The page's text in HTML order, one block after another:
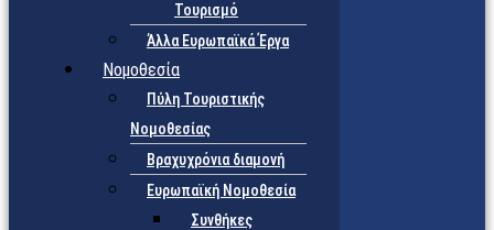
Τουρισμό
Άλλα Ευρωπαϊκά Έργα
Νομοθεσία
Πύλη Τουριστικής
Νομοθεσίας
Βραχυχρόνια διαμονή
Ευρωπαϊκή Νομοθεσία
Συνθήκες